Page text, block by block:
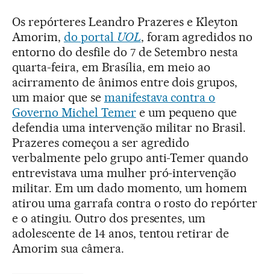
Os repórteres Leandro Prazeres e Kleyton
Amorim, do portal UOL, foram agredidos no
entorno do desfile do 7 de Setembro nesta
quarta-feira, em Brasília, em meio ao
acirramento de ânimos entre dois grupos,
um maior que se manifestava contra o
Governo Michel Temere um pequeno que
defendia uma intervenção militar no Brasil.
Prazeres começou a ser agredido
verbalmente pelo grupo anti-Temer quando
entrevistava uma mulher pró-intervenção
militar. Em um dado momento, um homem
atirou uma garrafa contra o rosto do repórter
e o atingiu. Outro dos presentes, um
adolescente de 14 anos, tentou retirar de
Amorim sua câmera.